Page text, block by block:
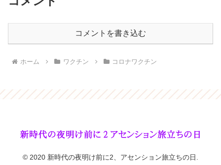
コメントを書き込む
ホーム ワクチン コロナワクチン
© 2020 新時代の夜明け前に2、アセンション旅立ちの日.